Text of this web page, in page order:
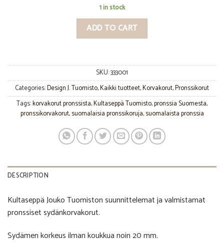
1 in stock
ADD TO CART
SKU:333001
Categories:Design J. Tuomisto,Kaikki tuotteet,Korvakorut,Pronssikorut
Tags:korvakorut pronssista,Kultaseppä Tuomisto,pronssia Suomesta,
pronssikorvakorut,suomalaisia pronssikoruja,suomalaista pronssia
DESCRIPTION
Kultaseppä Jouko Tuomiston suunnittelemat ja valmistamat
pronssiset sydänkorvakorut.
Sydämen korkeus ilman koukkua noin 20 mm.